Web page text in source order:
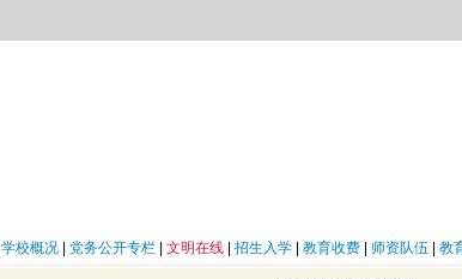
学校概况| 党务公开专栏| 文明在线| 招生入学| 教育收费| 师资队伍 教